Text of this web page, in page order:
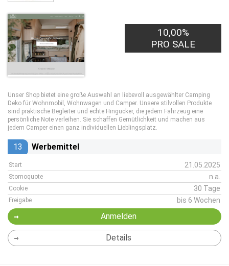
10,00%
PRO SALE
Unser Shop bietet eine große Auswahl an liebevoll ausgewählter Camping
Deko für Wohnmobil, Wohnwagen und Camper. Unsere stilvollen Produkte
sind praktische Begleiter und echte Hingucker, die jedem Fahrzeug eine
persönliche Note verleihen. Sie schaffen Gemütlichkeit und machen aus
jedem Camper einen ganz individuellen Lieblingsplatz.
13 Werbemittel
Start 21.05.2025
Stornoquote n.a.
Cookie 30 Tage
Freigabe bis 6 Wochen
Anmelden
Details